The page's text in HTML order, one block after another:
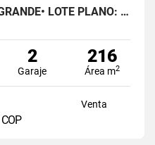
CASA DE 216 MTS LLANOGRANDE• LOTE PLANO: 823 MTS $1.500.000.00
2
Garaje
216
Área m2
Venta
COP